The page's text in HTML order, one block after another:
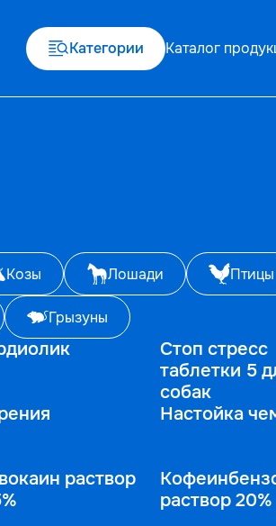
Категории Каталог
Козы Лошади Птицы
Грызуны
Стоп стресс
таблетки 5
собак
Настойка
раствор
раствор 20%